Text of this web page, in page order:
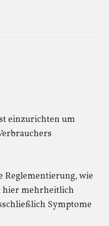
einzurichten um
Reglementierung, wie
hier mehrheitlich
Symptome